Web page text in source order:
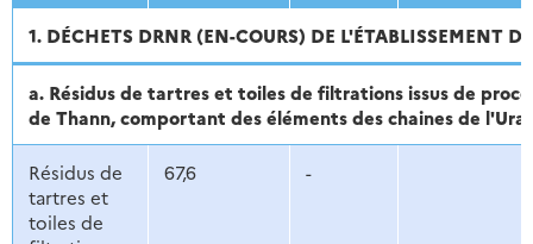
1. DÉCHETS DRNR (EN-COURS) DE L'ÉTABLISSEMENT
a. Résidus de tartres et toiles de filtrations issus de
de Thann, comportant des éléments des chaines de
Résidus de
tartres et
toiles de
67,6 -